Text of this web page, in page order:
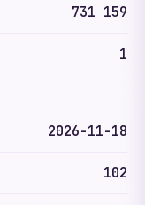
731 159
1
2026-11-18
102